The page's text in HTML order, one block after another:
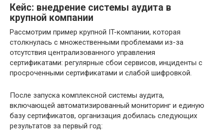
Кейс: внедрение системы аудита в
крупной компании
Рассмотрим пример крупной IT-компании, которая
столкнулась с множественными проблемами из-за
отсутствия централизованного управления
сертификатами: регулярные сбои сервисов, инциденты с
просроченными сертификатами и слабой шифровкой.
После запуска комплексной системы аудита,
включающей автоматизированный мониторинг и единую
базу сертификатов, организация добилась следующих
результатов за первый год: